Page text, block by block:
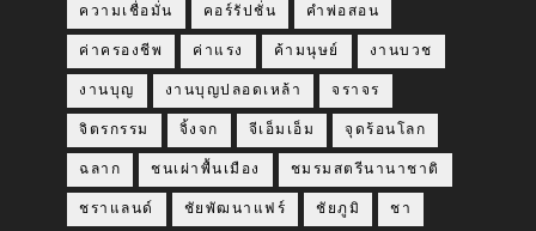
ความเชื่อมั่น คอร์รัปชั่น คำพ่อสอน
ค่าครองชีพ ค่าแรง ค้ามนุษย์ งานบวช
งานบุญ งานบุญปลอดเหล้า จราจร
จิตรกรรม จิ้งจก จีเอ็มเอ็ม จุดร้อนโลก
ฉลาก ชนเผ่าพื้นเมือง ชมรมสตรีนานาชาติ
ชราแลนด์ ชัยพัฒนาแฟร์ ชัยภูมิ ชา